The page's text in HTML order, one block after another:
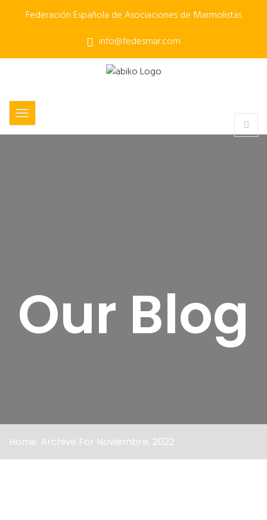
Federación Española de Asociaciones de Marmolistas
info@fedesmar.com
Our Blog
Home Archive For Noviembre, 2022